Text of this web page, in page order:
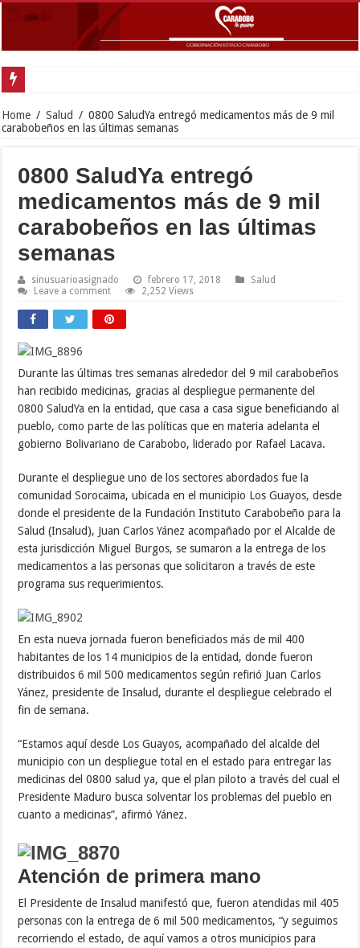
Home / Salud / 0800 SaludYa entregó medicamentos más de 9 mil
carabobeños en las últimas semanas
0800 SaludYa entregó
medicamentos más de 9 mil
carabobeños en las últimas
semanas
sinusuarioasignado febrero 17, 2018
Salud
Leave a comment
2,252 Views
Durante las últimas tres semanas alrededor del 9 mil carabobeños
han recibido medicinas, gracias al despliegue permanente del
0800 SaludYa en la entidad, que casa a casa sigue beneficiando al
pueblo, como parte de las políticas que en materia adelanta el
gobierno Bolivariano de Carabobo, liderado por Rafael Lacava.
Durante el despliegue uno de los sectores abordados fue la
comunidad Sorocaima, ubicada en el municipio Los Guayos, desde
donde el presidente de la Fundación Instituto Carabobeño para la
Salud (Insalud), Juan Carlos Yánez acompañado por el Alcalde de
esta jurisdicción Miguel Burgos, se sumaron a la entrega de los
medicamentos a las personas que solicitaron a través de este
programa sus requerimientos.
En esta nueva jornada fueron beneficiados más de mil 400
habitantes de los 14 municipios de la entidad, donde fueron
distribuidos 6 mil 500 medicamentos según refirió Juan Carlos
Yánez, presidente de Insalud, durante el despliegue celebrado el
fin de semana.
“Estamos aquí desde Los Guayos, acompañado del alcalde del
municipio con un despliegue total en el estado para entregar las
medicinas del 0800 salud ya, que el plan piloto a través del cual el
Presidente Maduro busca solventar los problemas del pueblo en
cuanto a medicinas”, afirmó Yánez.
Atención de primera mano
El Presidente de Insalud manifestó que, fueron atendidas mil 405
personas con la entrega de 6 mil 500 medicamentos, “y seguimos
recorriendo el estado, de aquí vamos a otros municipios para